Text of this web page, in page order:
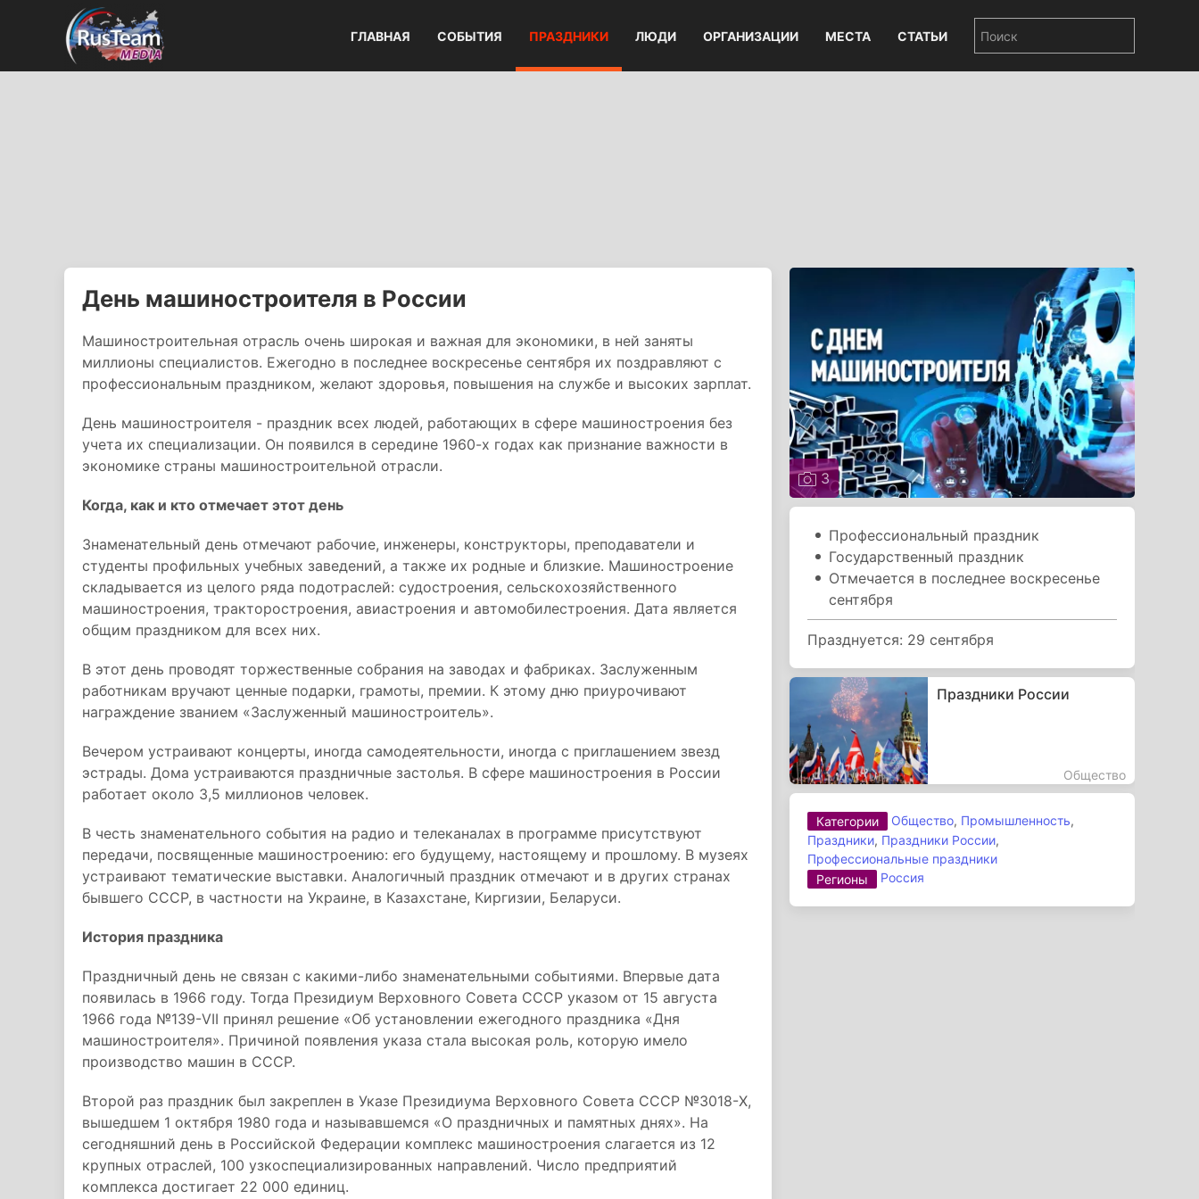
ГЛАВНАЯ СОБЫТИЯ ПРАЗДНИКИ ЛЮДИ ОРГАНИЗАЦИИ МЕСТА СТАТЬИ
День машиностроителя в России
Машиностроительная отрасль очень широкая и важная для экономики, в ней заняты
миллионы специалистов. Ежегодно в последнее воскресенье сентября их поздравляют с
профессиональным праздником, желают здоровья, повышения на службе и высоких зарплат.
День машиностроителя - праздник всех людей, работающих в сфере машиностроения без
учета их специализации. Он появился в середине 1960-х годах как признание важности в
экономике страны машиностроительной отрасли.
Когда, как и кто отмечает этот день
Знаменательный день отмечают рабочие, инженеры, конструкторы, преподаватели и
студенты профильных учебных заведений, а также их родные и близкие. Машиностроение
складывается из целого ряда подотраслей: судостроения, сельскохозяйственного
машиностроения, тракторостроения, авиастроения и автомобилестроения. Дата является
общим праздником для всех них.
В этот день проводят торжественные собрания на заводах и фабриках. Заслуженным
работникам вручают ценные подарки, грамоты, премии. К этому дню приурочивают
награждение званием «Заслуженный машиностроитель».
Вечером устраивают концерты, иногда самодеятельности, иногда с приглашением звезд
эстрады. Дома устраиваются праздничные застолья. В сфере машиностроения в России
работает около 3,5 миллионов человек.
В честь знаменательного события на радио и телеканалах в программе присутствуют
передачи, посвященные машиностроению: его будущему, настоящему и прошлому. В музеях
устраивают тематические выставки. Аналогичный праздник отмечают и в других странах
бывшего СССР, в частности на Украине, в Казахстане, Киргизии, Беларуси.
История праздника
Праздничный день не связан с какими-либо знаменательными событиями. Впервые дата
появилась в 1966 году. Тогда Президиум Верховного Совета СССР указом от 15 августа
1966 года №139-VII принял решение «Об установлении ежегодного праздника «Дня
машиностроителя». Причиной появления указа стала высокая роль, которую имело
производство машин в СССР.
Второй раз праздник был закреплен в Указе Президиума Верховного Совета СССР №3018-X,
вышедшем 1 октября 1980 года и называвшемся «О праздничных и памятных днях». На
сегодняшний день в Российской Федерации комплекс машиностроения слагается из 12
крупных отраслей, 100 узкоспециализированных направлений. Число предприятий
комплекса достигает 22 000 единиц.
3
Профессиональный праздник
Государственный праздник
Отмечается в последнее воскресенье
сентября
Празднуется: 29 сентября
Праздники России
Общество
Категории Общество, Промышленность,
Праздники, Праздники России,
Профессиональные праздники
Регионы
Россия